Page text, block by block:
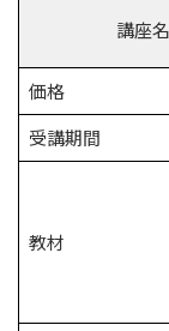
講座名
価格
受講期間
教材